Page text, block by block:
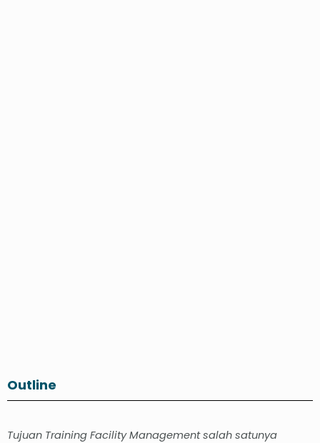
Outline
Tujuan Training Facility Management salah satunya